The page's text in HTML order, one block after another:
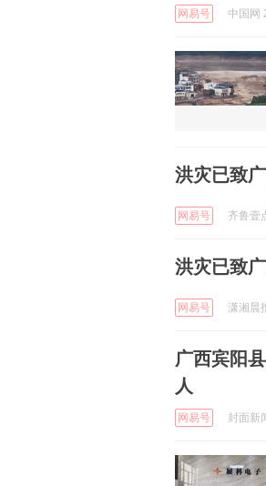
网易号 中国网
洪灾已致
网易号 齐鲁壹
洪灾已致
网易号 潇湘晨
广西宾阳
人
网易号 封面新